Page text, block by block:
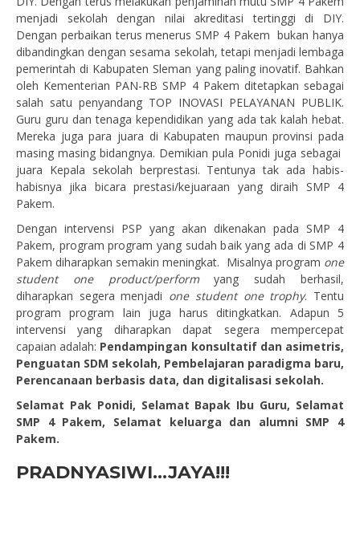
menjadi sekolah dengan nilai akreditasi tertinggi di DIY.
Dengan perbaikan terus menerus SMP 4 Pakem bukan hanya
dibandingkan dengan sesama sekolah, tetapi menjadi lembaga
pemerintah di Kabupaten Sleman yang paling inovatif. Bahkan
oleh Kementerian PAN-RB SMP 4 Pakem ditetapkan sebagai
salah satu penyandang TOP INOVASI PELAYANAN PUBLIK.
Guru guru dan tenaga kependidikan yang ada tak kalah hebat.
Mereka juga para juara di Kabupaten maupun provinsi pada
masing masing bidangnya. Demikian pula Ponidi juga sebagai
juara Kepala sekolah berprestasi. Tentunya tak ada habis-
habisnya jika bicara prestasi/kejuaraan yang diraih SMP 4
Pakem.
Dengan intervensi PSP yang akan dikenakan pada SMP 4
Pakem, program program yang sudah baik yang ada di SMP 4
Pakem diharapkan semakin meningkat. Misalnya program one
student one product/performyang sudah berhasil,
diharapkan segera menjadi one student one trophy. Tentu
program program lain juga harus ditingkatkan. Adapun 5
intervensi yang diharapkan dapat segera mempercepat
capaian adalah: Pendampingan konsultatif dan asimetris,
Penguatan SDM sekolah, Pembelajaran paradigma baru,
Perencanaan berbasis data, dan digitalisasi sekolah.
Selamat Pak Ponidi, Selamat Bapak Ibu Guru, Selamat
SMP 4 Pakem, Selamat keluarga dan alumni SMP 4
Pakem.
PRADNYASIWI…JAYA!!!